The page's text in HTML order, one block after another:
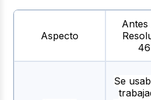
Códigos de
novedades
Se
Aspecto
Antes
Se